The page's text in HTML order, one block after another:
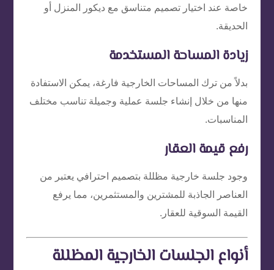
خاصة عند اختيار تصميم متناسق مع ديكور المنزل أو
الحديقة.
زيادة المساحة المستخدمة
بدلاً من ترك المساحات الخارجية فارغة، يمكن الاستفادة
منها من خلال إنشاء جلسة عملية وجميلة تناسب مختلف
المناسبات.
رفع قيمة العقار
وجود جلسة خارجية مظللة بتصميم احترافي يعتبر من
العناصر الجاذبة للمشترين والمستثمرين، مما يرفع
القيمة السوقية للعقار.
أنواع الجلسات الخارجية المظللة